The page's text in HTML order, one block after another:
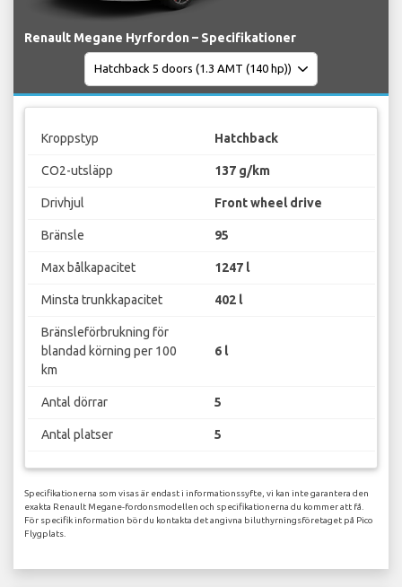
Renault Megane Hyrfordon – Specifikationer
Kroppstyp Hatchback
CO2-utsläpp 137 g/km
Drivhjul Front wheel drive
Bränsle 95
Max bålkapacitet 1247 l
Minsta trunkkapacitet 402 l
Bränsleförbrukning för
blandad körning per 100
km
6 l
Antal dörrar 5
Antal platser 5
Specifikationerna som visas är endast i informationssyfte, vi kan inte garantera den
exakta Renault Megane-fordonsmodellen och specifikationerna du kommer att få.
För specifik information bör du kontakta det angivna biluthyrningsföretaget på Pico
Flygplats.